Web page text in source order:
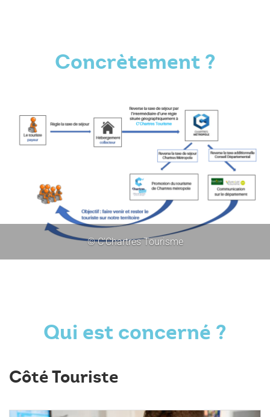
Concrètement ?
© C'Chartres Tourisme
Qui est concerné ?
Côté Touriste